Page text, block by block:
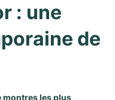
: une
de
montres les plus